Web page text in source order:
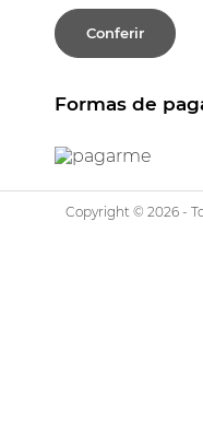
Conferir
Formas de
Copyright © 2026 -